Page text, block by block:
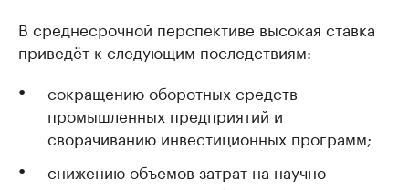
В среднесрочной перспективе высокая ставка
приведёт к следующим последствиям:
сокращению оборотных средств
промышленных предприятий и
сворачиванию инвестиционных программ;
снижению объемов затрат на научно-